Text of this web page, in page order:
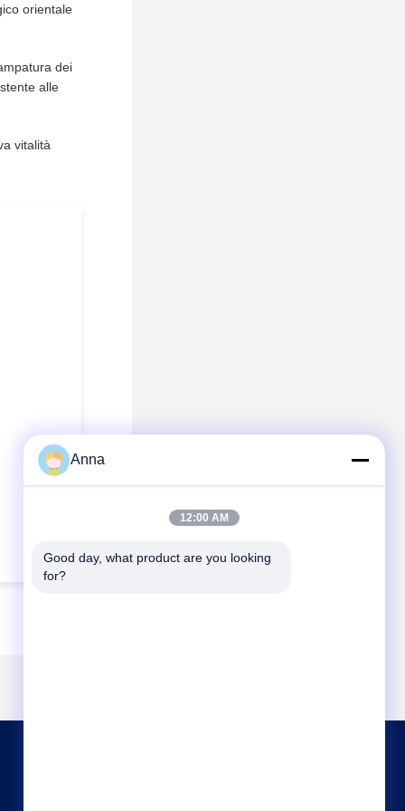
orientale
dei
alle
vitalità
Anna
12:00 AM
Good day, what product are you looking
for?